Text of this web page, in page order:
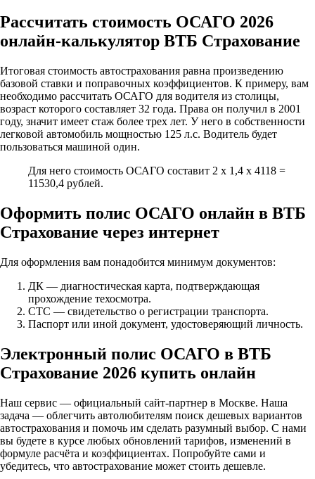
Рассчитать стоимость ОСАГО 2026
онлайн-калькулятор ВТБ Страхование
Итоговая стоимость автострахования равна произведению
базовой ставки и поправочных коэффициентов. К примеру, вам
необходимо рассчитать ОСАГО для водителя из столицы,
возраст которого составляет 32 года. Права он получил в 2001
году, значит имеет стаж более трех лет. У него в собственности
легковой автомобиль мощностью 125 л.с. Водитель будет
пользоваться машиной один.
Для него стоимость ОСАГО составит 2 x 1,4 x 4118 =
11530,4 рублей.
Оформить полис ОСАГО онлайн в ВТБ
Страхование через интернет
Для оформления вам понадобится минимум документов:
ДК — диагностическая карта, подтверждающая
прохождение техосмотра.
СТС — свидетельство о регистрации транспорта.
Паспорт или иной документ, удостоверяющий личность.
Электронный полис ОСАГО в ВТБ
Страхование 2026 купить онлайн
Наш сервис — официальный сайт-партнер в Москве. Наша
задача — облегчить автолюбителям поиск дешевых вариантов
автострахования и помочь им сделать разумный выбор. С нами
вы будете в курсе любых обновлений тарифов, изменений в
формуле расчёта и коэффициентах. Попробуйте сами и
убедитесь, что автострахование может стоить дешевле.